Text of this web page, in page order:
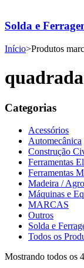
Solda e
Início>Produtos
quadrada
Categorias
Acessórios
Automecânica
Construção
Ferramentas
Ferramentas
Madeira / Agro
Máquinas e
MARCAS
Outros
Solda e
Todos os
Mostrando todos os